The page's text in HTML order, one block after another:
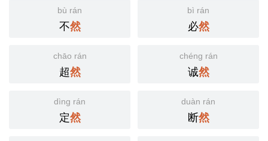
bù rán
不然
bì rán
必然
chāo rán
超然
chéng rán
诚然
dìng rán
定然
duàn rán
断然